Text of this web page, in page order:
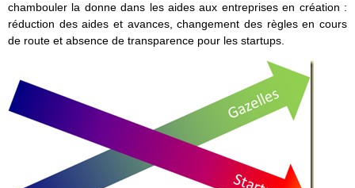
chambouler la donne dans les aides aux entreprises en création :
réduction des aides et avances, changement des règles en cours
de route et absence de transparence pour les startups.